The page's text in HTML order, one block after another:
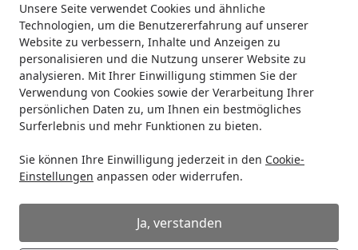
Unsere Seite verwendet Cookies und ähnliche
Technologien, um die Benutzererfahrung auf unserer
Website zu verbessern, Inhalte und Anzeigen zu
personalisieren und die Nutzung unserer Website zu
analysieren. Mit Ihrer Einwilligung stimmen Sie der
Verwendung von Cookies sowie der Verarbeitung Ihrer
persönlichen Daten zu, um Ihnen ein bestmögliches
Surferlebnis und mehr Funktionen zu bieten.
Sie können Ihre Einwilligung jederzeit in den Cookie-
Einstellungen anpassen oder widerrufen.
Ja, verstanden
Startseite
Individuelles Angebot
Wie kann ich ein individuelles
Angebot erhalten?
Wir erstellen Ihnen gerne ein individuelles, auf Ihre
Wünsche zugeschnittenes Angebot. Wenn Sie als Kunde
bei uns registriert sind, dann können Sie alle Angebote
unter der Rubrik "Mein Konto" und dann weiter unter
den Onlineshops jeweils oben rechts, in der obersten
Zeile (Header).